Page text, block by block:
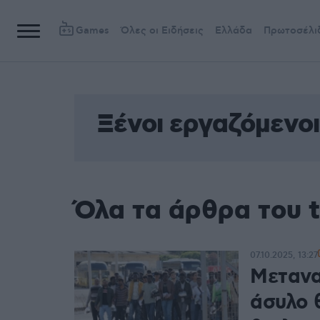
Games Όλες οι Ειδήσεις Ελλάδα
Ξένοι εργαζόμενοι
Όλα τα άρθρα του
άσυλο
07.10.2025, 13:27